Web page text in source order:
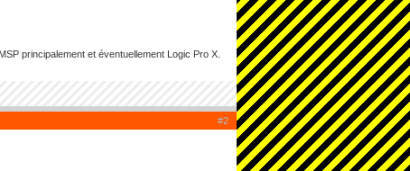
principalement et éventuellement Logic Pro X.
#2